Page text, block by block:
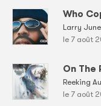
Who
Larry June
le 7 août
On The
Reeking
le 7 août